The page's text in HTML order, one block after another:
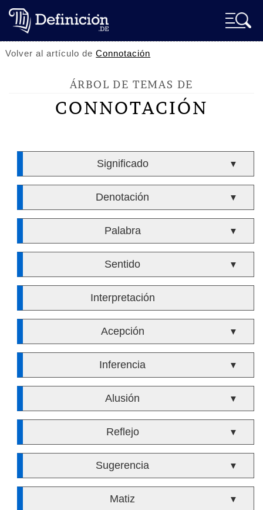
Volver al artículo deConnotación
ÁRBOL DE TEMAS DE
CONNOTACIÓN
Significado ▼
Denotación ▼
Palabra ▼
Sentido ▼
Interpretación
Acepción ▼
Inferencia ▼
Alusión ▼
Reflejo ▼
Sugerencia ▼
Matiz ▼